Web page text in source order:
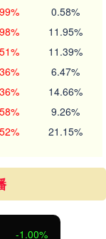
0.58%
11.95%
11.39%
6.47%
14.66%
9.26%
21.15%
-1.00%